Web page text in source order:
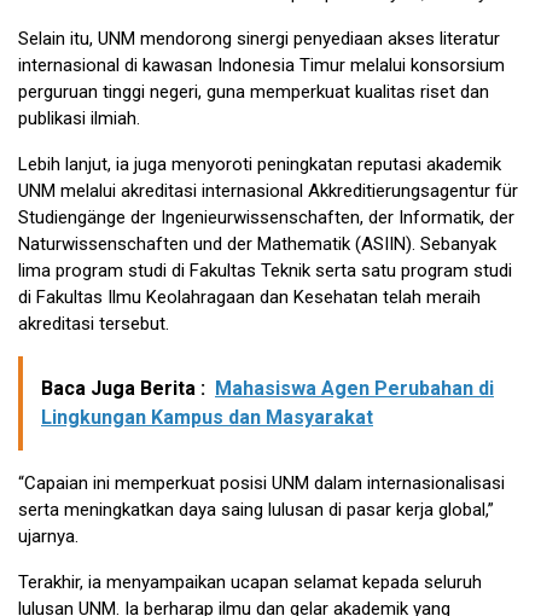
Selain itu, UNM mendorong sinergi penyediaan akses literatur
internasional di kawasan Indonesia Timur melalui konsorsium
perguruan tinggi negeri, guna memperkuat kualitas riset dan
publikasi ilmiah.
Lebih lanjut, ia juga menyoroti peningkatan reputasi akademik
UNM melalui akreditasi internasional Akkreditierungsagentur für
Studiengänge der Ingenieurwissenschaften, der Informatik, der
Naturwissenschaften und der Mathematik (ASIIN). Sebanyak
lima program studi di Fakultas Teknik serta satu program studi
di Fakultas Ilmu Keolahragaan dan Kesehatan telah meraih
akreditasi tersebut.
Baca Juga Berita : Mahasiswa Agen Perubahan di
Lingkungan Kampus dan Masyarakat
“Capaian ini memperkuat posisi UNM dalam internasionalisasi
serta meningkatkan daya saing lulusan di pasar kerja global,”
ujarnya.
Terakhir, ia menyampaikan ucapan selamat kepada seluruh
lulusan UNM. Ia berharap ilmu dan gelar akademik yang